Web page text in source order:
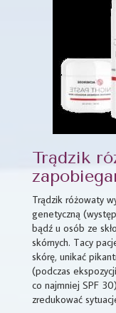
Trądzik
Trądzik różowaty
genetyczną
bądź u osób ze
skórnych. Tacy
skórę, unikać
(podczas
co najmniej SPF
zredukować